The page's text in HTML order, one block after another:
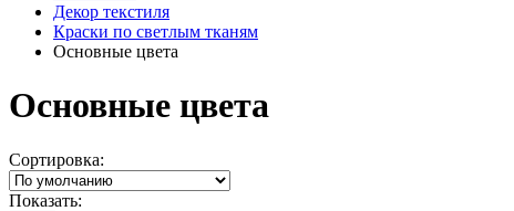
Декор текстиля
Краски по светлым тканям
Основные цвета
Основные цвета
Сортировка:
Показать: